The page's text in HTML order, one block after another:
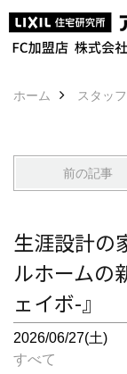
ホーム スタッ
前の記事
生涯設計の
ルホームの
ェイボ-』
2026/06/27(土)
すべて